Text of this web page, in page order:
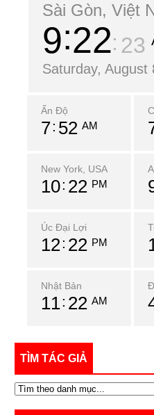
Sài Gòn, Việt
9 22 25
Saturday, August
Ấn Độ
7 52 AM
New York, USA
10 22 PM
Úc Đại Lợi
12 22 PM
Nhật Bản
11 22 AM
TÌM TÁC GIẢ